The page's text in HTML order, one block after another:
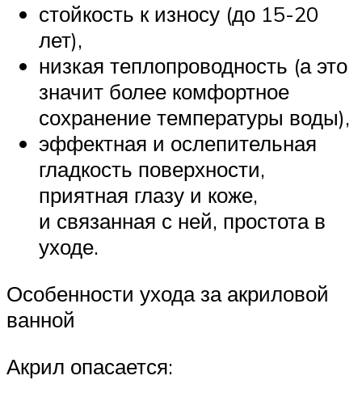
стойкость к износу (до 15-20
лет),
низкая теплопроводность (а это
значит более комфортное
сохранение температуры воды),
эффектная и ослепительная
гладкость поверхности,
приятная глазу и коже,
и связанная с ней, простота в
уходе.
Особенности ухода за акриловой
ванной
Акрил опасается: